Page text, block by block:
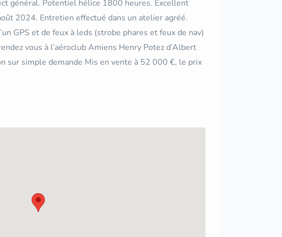
général. Potentiel hélice 1800 heures. Excellent
2024. Entretien effectué dans un atelier agréé.
GPS et de feux à leds (strobe phares et feux de nav)
vous à l’aéroclub Amiens Henry Potez d’Albert
sur simple demande Mis en vente à 52 000 €, le prix